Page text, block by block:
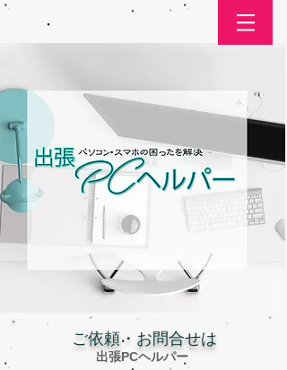
​ご依頼・お問合せは
出張PCヘルパー